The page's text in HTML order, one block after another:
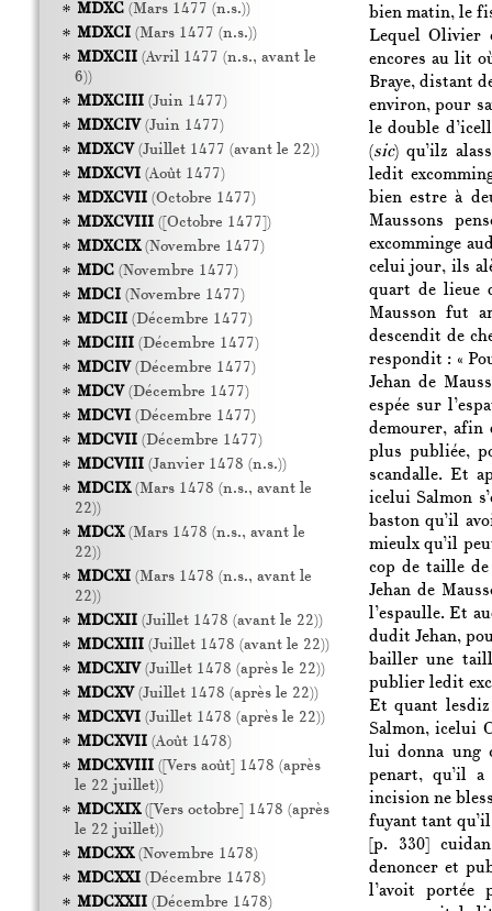
bien matin, le
Lequel Olivier
encores au lit
Braye, distant
environ, pour
le double
(sic) qu’ilz
ledit
bien estre à
Maussons
excomminge
celui jour, ils
quart de lieue
Mausson fut
descendit de
respondit : «
Jehan de
espée sur
demourer, afin
plus publiée,
scandalle. Et
icelui Salmon
baston qu’il
mieulx qu’il
cop de taille
Jehan de
l’espaulle. Et
dudit Jehan,
bailler une
publier ledit
Et quant
Salmon, icelui
lui donna ung
penart, qu’il
incision ne
fuyant tant
[p. 330]
denoncer et
l’avoit portée
MDXC(Mars 1477 (n.s.))
MDXCI(Mars 1477 (n.s.))
MDXCII(Avril 1477 (n.s., avant le
6))
MDXCIII(Juin 1477)
MDXCIV(Juin 1477)
MDXCV(Juillet 1477 (avant le 22))
MDXCVI(Août 1477)
MDXCVII(Octobre 1477)
MDXCVIII([Octobre 1477])
MDXCIX(Novembre 1477)
MDC(Novembre 1477)
MDCI(Novembre 1477)
MDCII(Décembre 1477)
MDCIII(Décembre 1477)
MDCIV(Décembre 1477)
MDCV(Décembre 1477)
MDCVI(Décembre 1477)
MDCVII(Décembre 1477)
MDCVIII(Janvier 1478 (n.s.))
MDCIX(Mars 1478 (n.s., avant le
22))
MDCX(Mars 1478 (n.s., avant le
22))
MDCXI(Mars 1478 (n.s., avant le
22))
MDCXII(Juillet 1478 (avant le 22))
MDCXIII(Juillet 1478 (avant le 22))
MDCXIV(Juillet 1478 (après le 22))
MDCXV(Juillet 1478 (après le 22))
MDCXVI(Juillet 1478 (après le 22))
MDCXVII(Août 1478)
MDCXVIII([Vers août] 1478 (après
le 22 juillet))
MDCXIX([Vers octobre] 1478 (après
le 22 juillet))
MDCXX(Novembre 1478)
MDCXXI(Décembre 1478)
MDCXXII(Décembre 1478)